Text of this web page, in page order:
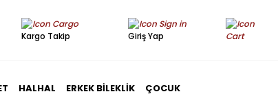
Kargo Takip Giriş Yap
HALHAL ERKEK BILEKLIK ÇOCUK